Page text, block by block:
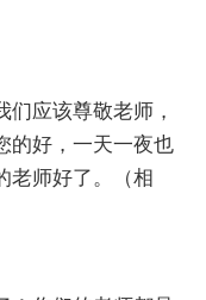
应该尊敬老师，
的好，一天一夜也
老师好了。（相